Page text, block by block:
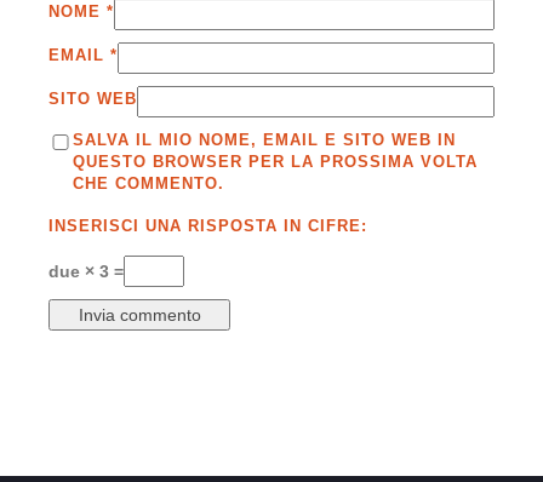
NOME *
EMAIL *
SITO WEB
SALVA IL MIO NOME, EMAIL E SITO WEB IN
QUESTO BROWSER PER LA PROSSIMA VOLTA
CHE COMMENTO.
INSERISCI UNA RISPOSTA IN CIFRE:
due × 3 =